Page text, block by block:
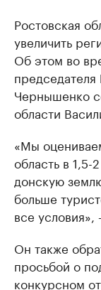
Ростовская
увеличить
Об этом во
Чернышенко
области
«Мы
область в 1,5-
донскую
больше
все условия»,
Он также
просьбой о
конкурсном